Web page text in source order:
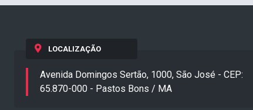
LOCALIZAÇÃO
Avenida Domingos Sertão, 1000, São José - CEP:
65.870-000 - Pastos Bons / MA